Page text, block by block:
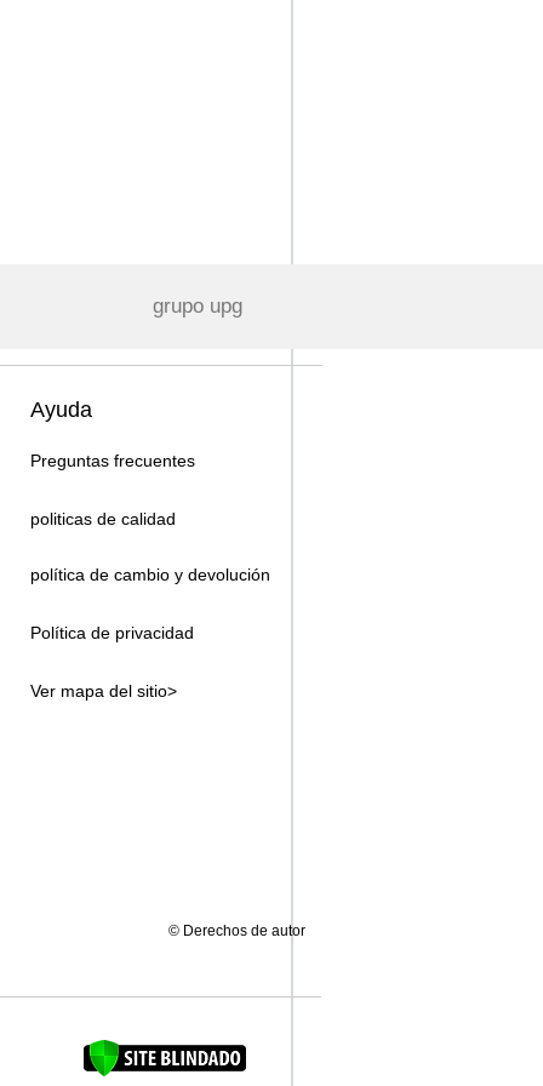
grupo upg
Ayuda
Preguntas frecuentes
politicas de calidad
política de cambio y devolución
Política de privacidad
Ver mapa del sitio>
© Derechos de autor